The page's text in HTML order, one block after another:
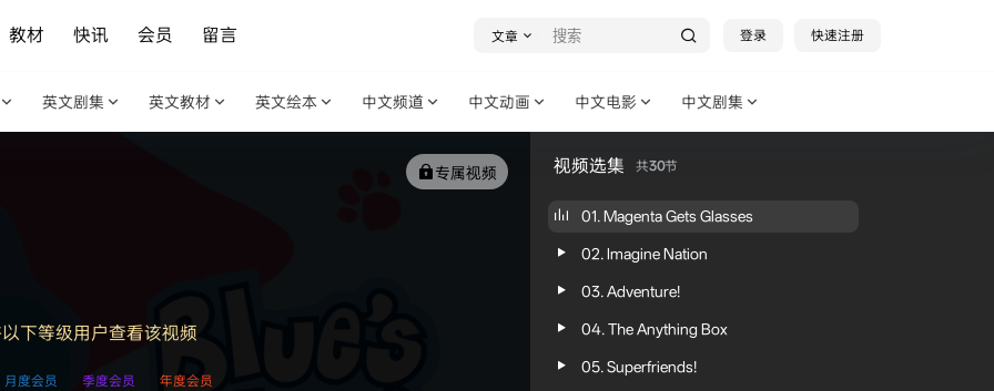
教材 快讯 会员 留言 文章 登录 快速注册
英文剧集 英文教材 英文绘本 中文频道 中文动画 中文电影 中文剧集
专属视频
下等级用户查看该视频
月度会员 季度会员 年度会员
视频选集 共30节
01. Magenta Gets Glasses
02. Imagine Nation
03. Adventure!
04. The Anything Box
05. Superfriends!